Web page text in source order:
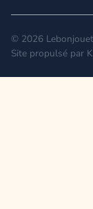
© 2026
Site propulsé par